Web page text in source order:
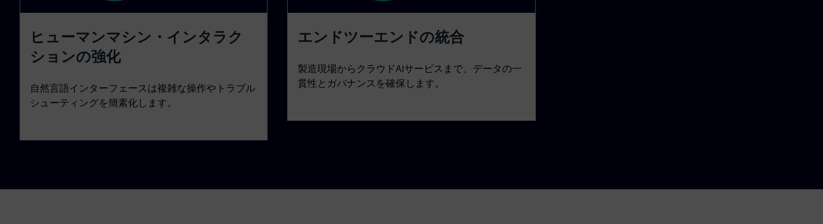
ヒューマンマシン・インタラク
ションの強化
自然言語インターフェースは複雑な操作やトラブル
シューティングを簡素化します。
エンドツーエンドの統合
製造現場からクラウドAIサービスまで、データの一
貫性とガバナンスを確保します。